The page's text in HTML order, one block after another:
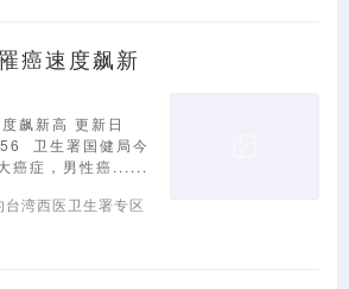
癌速度飙新
飙新高 更新日
卫生署国健局今
癌症，男性癌......
台湾西医卫生署专区